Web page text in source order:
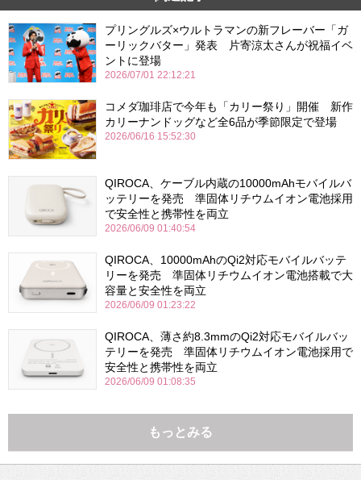
プリングルズ×ウルトラマンの新フレーバー「ガ
ーリックバター」発表 片寄涼太さんが祝福イベ
ントに登場
2026/07/01 22:12:21
コメダ珈琲店で今年も「カリー祭り」開催 新作
カリーナンドッグなど全6品が季節限定で登場
2026/06/16 15:52:30
QIROCA、ケーブル内蔵の10000mAhモバイルバ
ッテリーを発売 準固体リチウムイオン電池採用
で安全性と携帯性を両立
2026/06/09 01:40:54
QIROCA、10000mAhのQi2対応モバイルバッテ
リーを発売 準固体リチウムイオン電池搭載で大
容量と安全性を両立
2026/06/09 01:23:22
QIROCA、薄さ約8.3mmのQi2対応モバイルバッ
テリーを発売 準固体リチウムイオン電池採用で
安全性と携帯性を両立
2026/06/09 01:08:35
もっとみる